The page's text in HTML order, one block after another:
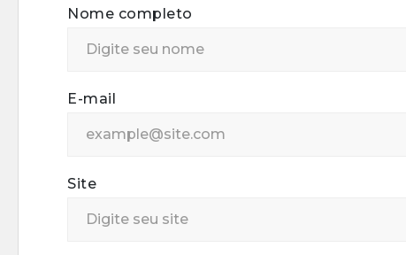
Nome completo
E-mail
Site